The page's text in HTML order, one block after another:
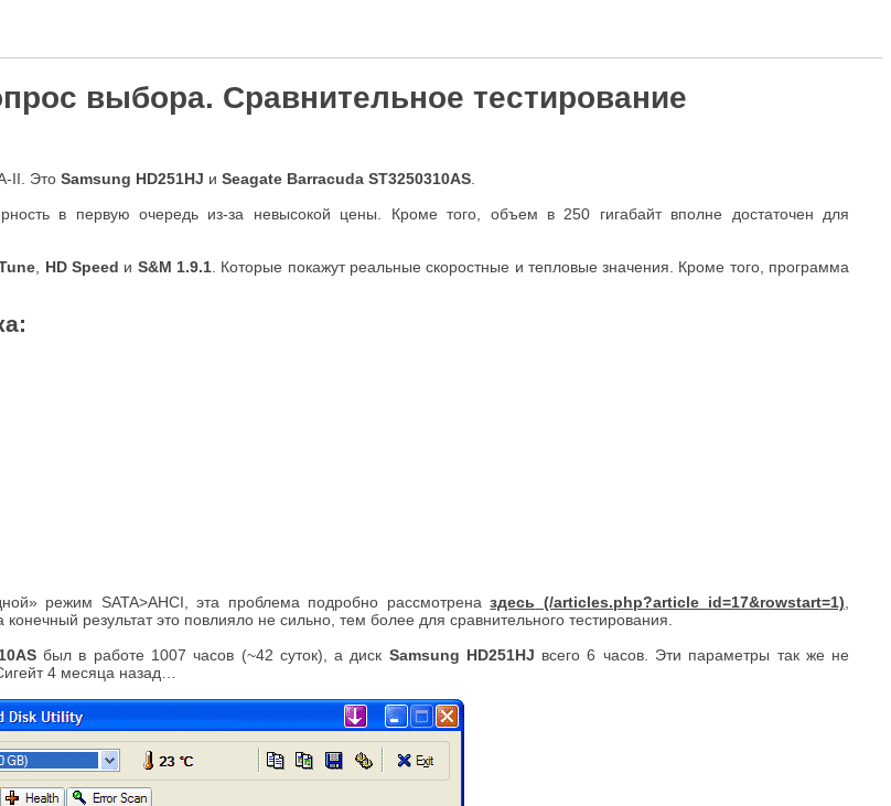
выбора. Сравнительное тестирование
II. Это Samsung HD251HJ и Seagate Barracuda ST3250310AS
в первую очередь из-за невысокой цены. Кроме того, объем в 250 гигабайт вполне достаточен для
HD Speed и S&M 1.9.1 . Которые покажут реальные скоростные и тепловые значения. Кроме того, программа
:
режим SATA>AHCI, эта проблема подробно рассмотреназдесь
результат это повлияло не сильно, тем более для сравнительного тестирования.
был в работе 1007 часов (~42 суток), а диск Samsung HD251HJ всего 6 часов. Эти параметры так же не
4 месяца назад…